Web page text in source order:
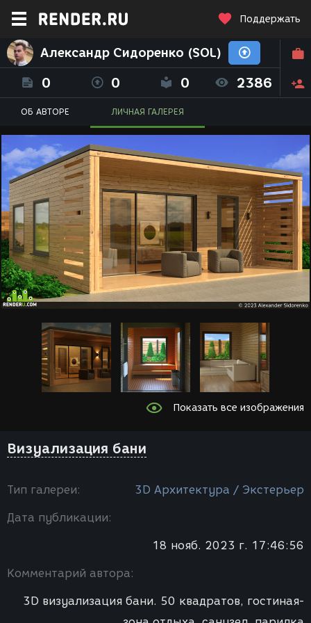
Поддержать
Александр Сидоренко (SOL)
0 0 0 2386
ОБ АВТОРЕ ЛИЧНАЯ ГАЛЕРЕЯ
Показать все изображения
Визуализация бани
Тип галереи: 3D Архитектура / Экстерьер
Дата публикации:
18 нояб. 2023 г. 17:46:56
Комментарий автора:
3D визуализация бани. 50 квадратов, гостиная-